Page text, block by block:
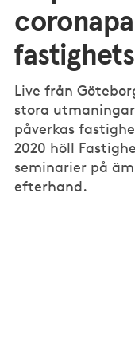
Live från
stora
påverkas
2020 höll
seminarier på
efterhand.